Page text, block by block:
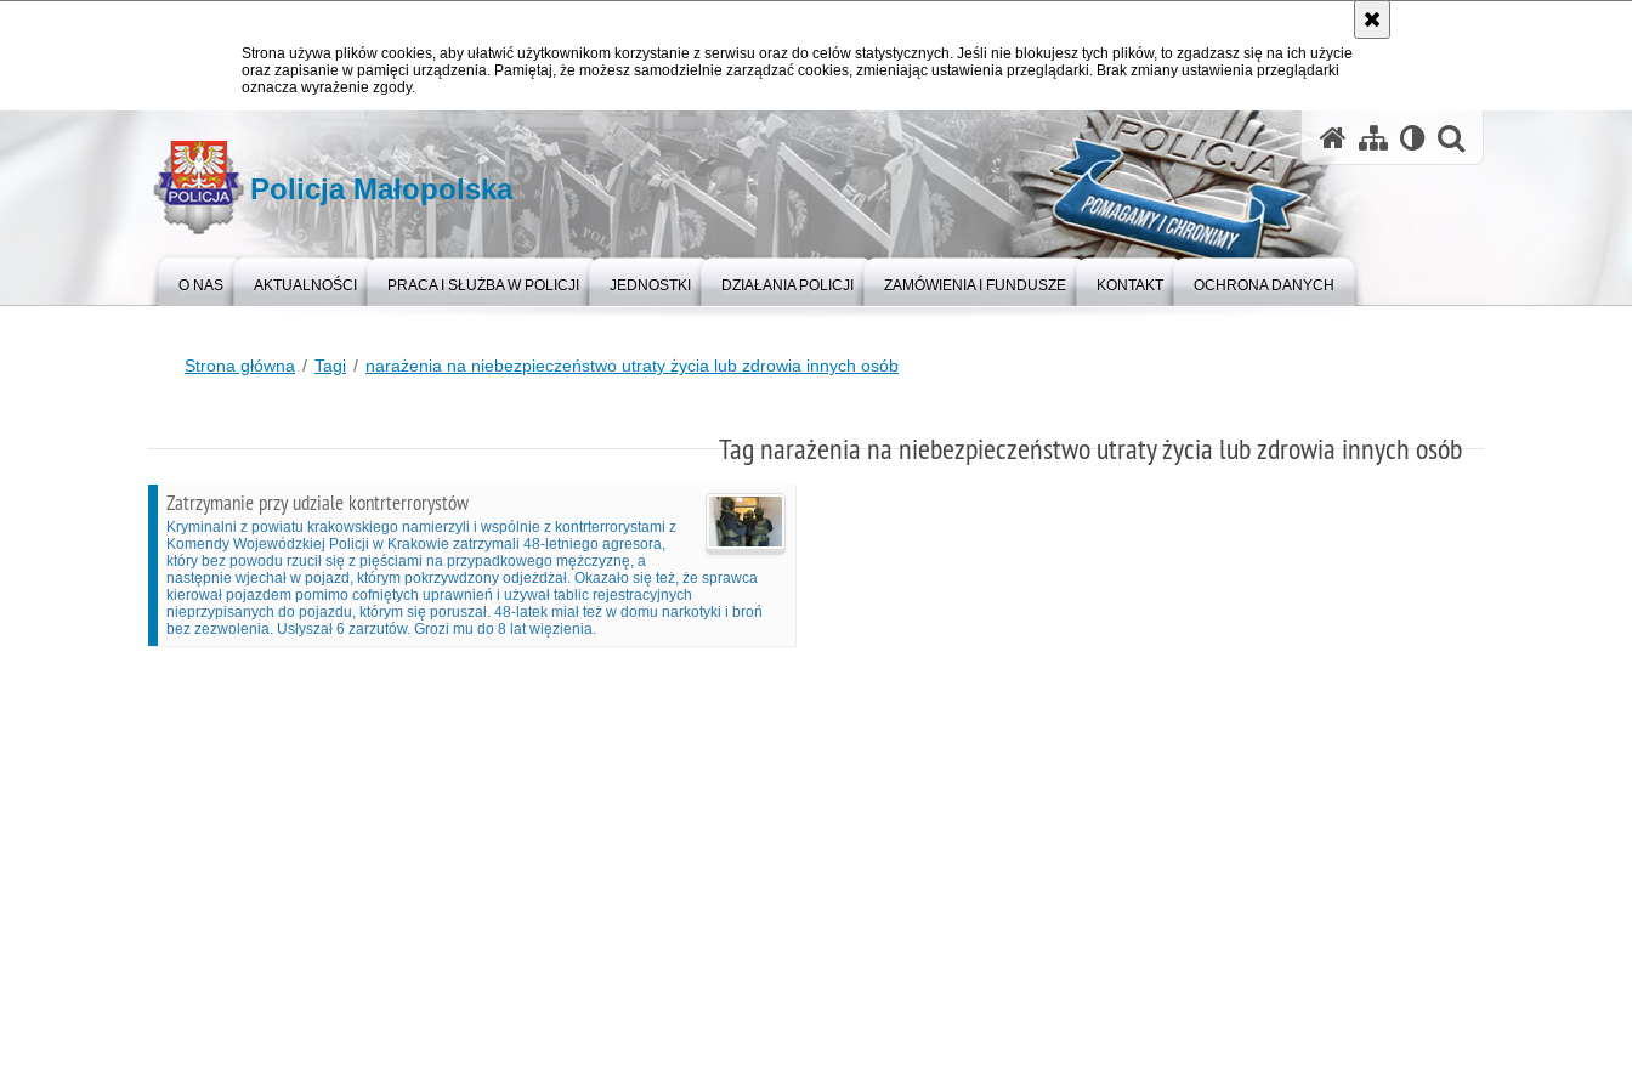
Strona używa plików cookies, aby ułatwić użytkownikom korzystanie z serwisu oraz do celów statystycznych. Jeśli nie blokujesz tych plików, to zgadzasz się na ich użycie
oraz zapisanie w pamięci urządzenia. Pamiętaj, że możesz samodzielnie zarządzać cookies, zmieniając ustawienia przeglądarki. Brak zmiany ustawienia przeglądarki
oznacza wyrażenie zgody.
Policja Małopolska
O NAS AKTUALNOŚCI PRACA I SŁUŻBA W POLICJI JEDNOSTKI DZIAŁANIA POLICJI ZAMÓWIENIA I FUNDUSZE KONTAKT OCHRONA DANYCH
Strona główna Tagi narażenia na niebezpieczeństwo utraty życia lub zdrowia innych osób
Tag narażenia na niebezpieczeństwo utraty życia lub zdrowia innych osób
Zatrzymanie przy udziale kontrterrorystów
Kryminalni z powiatu krakowskiego namierzyli i wspólnie z kontrterrorystami z
Komendy Wojewódzkiej Policji w Krakowie zatrzymali 48-letniego agresora,
który bez powodu rzucił się z pięściami na przypadkowego mężczyznę, a
następnie wjechał w pojazd, którym pokrzywdzony odjeżdżał. Okazało się też, że sprawca
kierował pojazdem pomimo cofniętych uprawnień i używał tablic rejestracyjnych
nieprzypisanych do pojazdu, którym się poruszał. 48-latek miał też w domu narkotyki i broń
bez zezwolenia. Usłyszał 6 zarzutów. Grozi mu do 8 lat więzienia.